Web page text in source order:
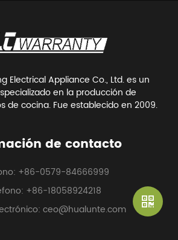
Electrical Appliance Co., Ltd. es un
en la producción de
de cocina. Fue establecido en 2009.
de contacto
+86-0579-84666999
+86-18058924218
ceo@hualunte.com